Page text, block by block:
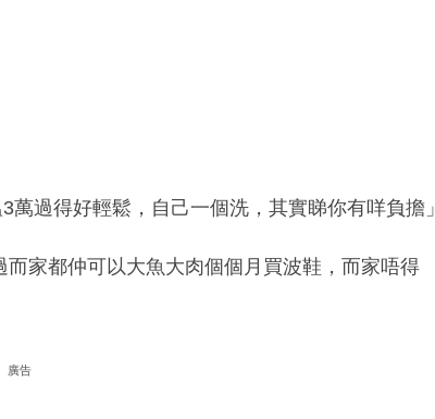
萬過得好輕鬆，自己一個洗，其實睇你有咩負擔」
而家都仲可以大魚大肉個個月買波鞋，而家唔得
廣告